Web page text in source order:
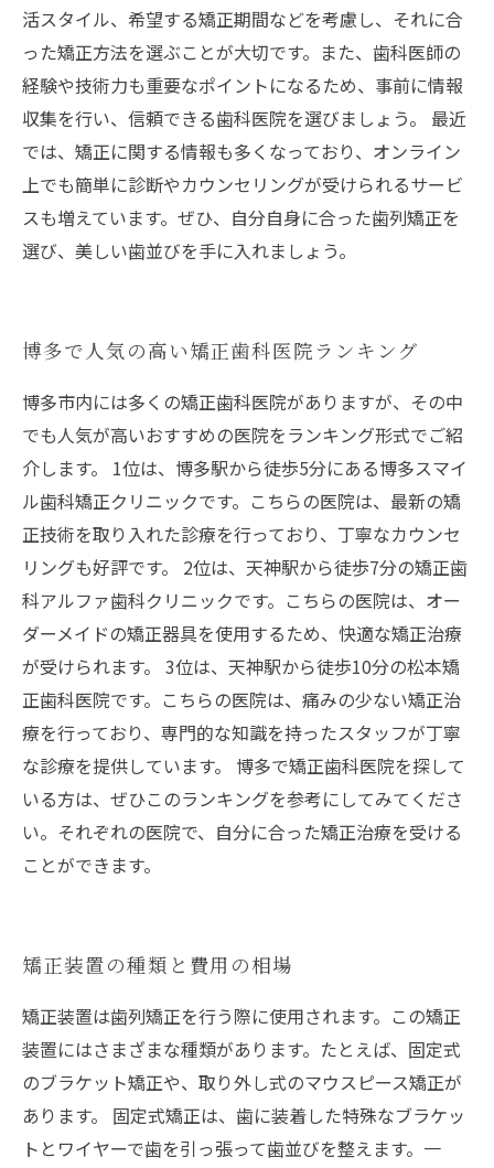
活スタイル、希望する矯正期間などを考慮し、それに合
った矯正方法を選ぶことが大切です。また、歯科医師の
経験や技術力も重要なポイントになるため、事前に情報
収集を行い、信頼できる歯科医院を選びましょう。 最近
では、矯正に関する情報も多くなっており、オンライン
上でも簡単に診断やカウンセリングが受けられるサービ
スも増えています。ぜひ、自分自身に合った歯列矯正を
選び、美しい歯並びを手に入れましょう。
博多で人気の高い矯正歯科医院ランキング
博多市内には多くの矯正歯科医院がありますが、その中
でも人気が高いおすすめの医院をランキング形式でご紹
介します。 1位は、博多駅から徒歩5分にある博多スマイ
ル歯科矯正クリニックです。こちらの医院は、最新の矯
正技術を取り入れた診療を行っており、丁寧なカウンセ
リングも好評です。 2位は、天神駅から徒歩7分の矯正歯
科アルファ歯科クリニックです。こちらの医院は、オー
ダーメイドの矯正器具を使用するため、快適な矯正治療
が受けられます。 3位は、天神駅から徒歩10分の松本矯
正歯科医院です。こちらの医院は、痛みの少ない矯正治
療を行っており、専門的な知識を持ったスタッフが丁寧
な診療を提供しています。 博多で矯正歯科医院を探して
いる方は、ぜひこのランキングを参考にしてみてくださ
い。それぞれの医院で、自分に合った矯正治療を受ける
ことができます。
矯正装置の種類と費用の相場
矯正装置は歯列矯正を行う際に使用されます。この矯正
装置にはさまざまな種類があります。たとえば、固定式
のブラケット矯正や、取り外し式のマウスピース矯正が
あります。 固定式矯正は、歯に装着した特殊なブラケッ
トとワイヤーで歯を引っ張って歯並びを整えます。一